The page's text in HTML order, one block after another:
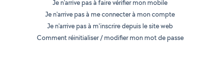
Je n'arrive pas à faire vérifier mon mobile
Je n'arrive pas à me connecter à mon compte
Je n'arrive pas à m'inscrire depuis le site web
Comment réinitialiser / modifier mon mot de passe